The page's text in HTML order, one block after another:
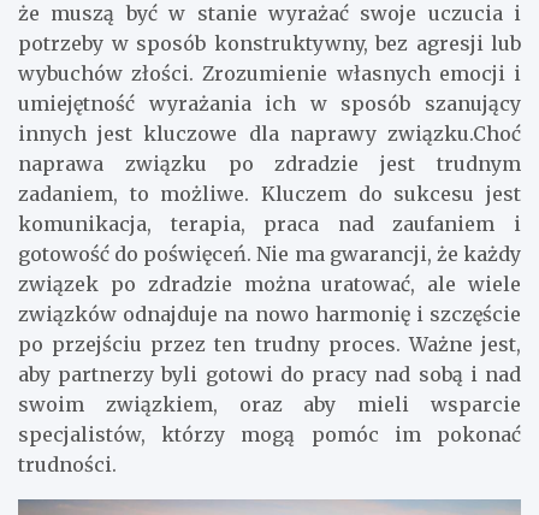
że muszą być w stanie wyrażać swoje uczucia i
potrzeby w sposób konstruktywny, bez agresji lub
wybuchów złości. Zrozumienie własnych emocji i
umiejętność wyrażania ich w sposób szanujący
innych jest kluczowe dla naprawy związku.Choć
naprawa związku po zdradzie jest trudnym
zadaniem, to możliwe. Kluczem do sukcesu jest
komunikacja, terapia, praca nad zaufaniem i
gotowość do poświęceń. Nie ma gwarancji, że każdy
związek po zdradzie można uratować, ale wiele
związków odnajduje na nowo harmonię i szczęście
po przejściu przez ten trudny proces. Ważne jest,
aby partnerzy byli gotowi do pracy nad sobą i nad
swoim związkiem, oraz aby mieli wsparcie
specjalistów, którzy mogą pomóc im pokonać
trudności.